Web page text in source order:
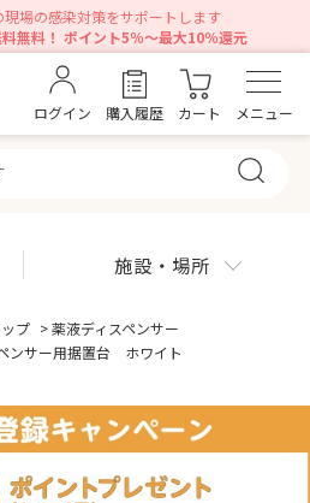
場の感染対策をサポートします
無料！ ポイント5％～最大10％還元
ログイン 購入履歴 カート メニュー
施設・場所
プ >薬液ディスペンサー
ンサー用据置台 ホワイト